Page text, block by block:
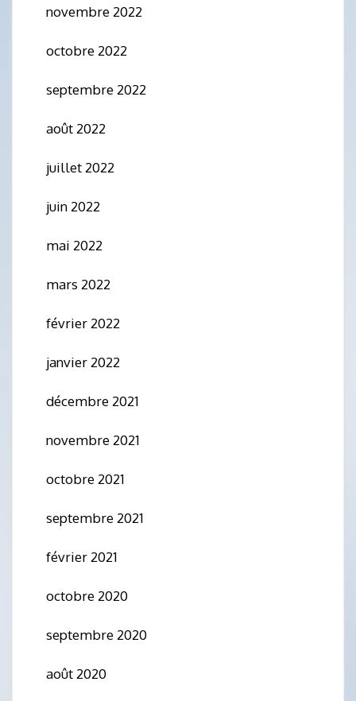
novembre 2022
octobre 2022
septembre 2022
août 2022
juillet 2022
juin 2022
mai 2022
mars 2022
février 2022
janvier 2022
décembre 2021
novembre 2021
octobre 2021
septembre 2021
février 2021
octobre 2020
septembre 2020
août 2020